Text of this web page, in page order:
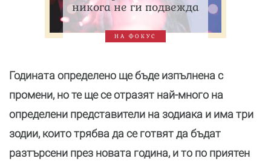
никога не ги подвежда
НА ФОКУС
Годината определено ще бъде изпълнена с
промени, но те ще се отразят най-много на
определени представители на зодиака и има три
зодии, които трябва да се готвят да бъдат
разтърсени през новата година, и то по приятен